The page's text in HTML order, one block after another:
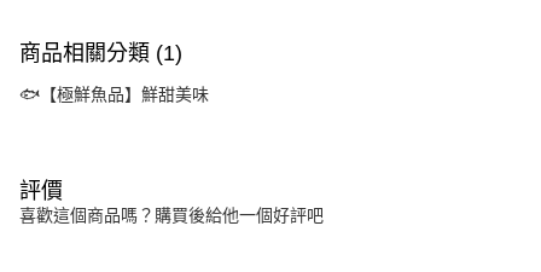
商品相關分類 (1)
🐟️【極鮮魚品】鮮甜美味
評價
喜歡這個商品嗎？購買後給他一個好評吧